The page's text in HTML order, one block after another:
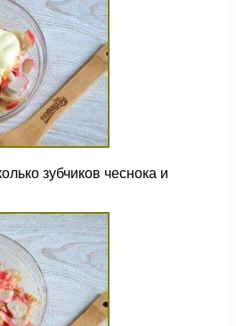
зубчиков чеснока и